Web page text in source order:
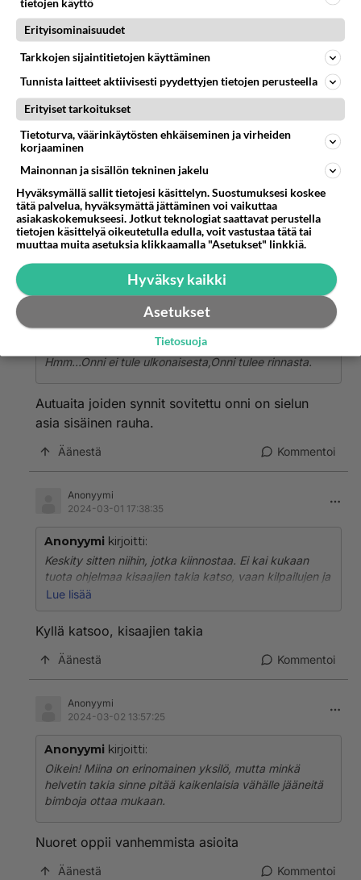
tuota ohjelmaa kisaajien takia katso, vaan kilpailujen ja
maatilan meiningin (ja no tietenkin Pehtoorin!). Kisaajat
heidän persooniin keskittyä ollenkaan.
Lue lisää
Äänestä Kommentoi
Anonyymi
No he saa tuosta rahaa ja ruokaa elämä
kulkee.Älkää silti uhratko elukoita vaan ruuaksi
kivuttomasti voi.Jeesus sovitti jo meidät.
Äänestä Kommentoi
Anonyymi
2024-02-29 15:22:03
Hmm...Onni ei tule ulkonaisesta,Onni tulee rinnasta.
Autuaita joiden synnit sovitettu onni on sielun
asia sisäinen rauha.
Äänestä Kommentoi
Anonyymi
2024-03-01 17:38:35
Anonyymi kirjoitti:
Keskity sitten niihin, jotka kiinnostaa. Ei kai kukaan
tuota ohjelmaa kisaajien takia katso, vaan kilpailujen ja
maatilan meiningin (ja no tietenkin Pehtoorin!). Kisaajat
heidän persooniin keskittyä ollenkaan.
Lue lisää
Kyllä katsoo, kisaajien takia
Äänestä Kommentoi
Anonyymi
2024-03-02 13:57:25
Anonyymi kirjoitti:
Oikein! Miina on erinomainen yksilö, mutta minkä
helvetin takia sinne pitää kaikenlaisia vähälle jääneitä
bimboja ottaa mukaan.
Nuoret oppii vanhemmista asioita
Äänestä Kommentoi
tietojen käyttö
Erityisominaisuudet
Tarkkojen sijaintitietojen käyttäminen
Tunnista laitteet aktiivisesti pyydettyjen tietojen perusteella
Erityiset tarkoitukset
Tietoturva, väärinkäytösten ehkäiseminen ja virheiden
korjaaminen
Mainonnan ja sisällön tekninen jakelu
Hyväksymällä sallit tietojesi käsittelyn. Suostumuksesi koskee
tätä palvelua, hyväksymättä jättäminen voi vaikuttaa
asiakaskokemukseesi. Jotkut teknologiat saattavat perustella
tietojen käsittelyä oikeutetulla edulla, voit vastustaa tätä tai
muuttaa muita asetuksia klikkaamalla "Asetukset" linkkiä.
Hyväksy kaikki
Asetukset
Tietosuoja